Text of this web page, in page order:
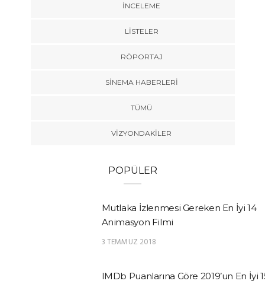
İNCELEME
LISTELER
RÖPORTAJ
SINEMA HABERLERI
TÜMÜ
VIZYONDAKILER
POPÜLER
Mutlaka İzlenmesi Gereken En İyi 14
Animasyon Filmi
3 TEMMUZ 2018
IMDb Puanlarına Göre 2019’un En İyi